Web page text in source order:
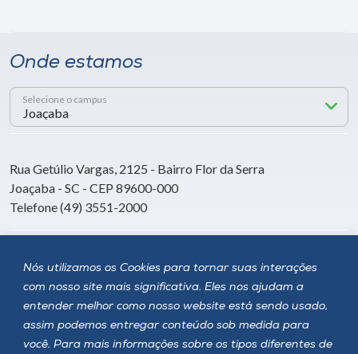
Nós utilizamos os Cookies para tornar suas interações
com nosso site mais significativa. Eles nos ajudam a
entender melhor como nosso website está sendo usado,
assim podemos entregar conteúdo sob medida para
você. Para mais informações sobre os tipos diferentes de
Onde estamos
Selecione o campus
Rua Getúlio Vargas, 2125 - Bairro Flor da Serra
Joaçaba - SC - CEP 89600-000
Telefone (49) 3551-2000
Siga a Unoesc